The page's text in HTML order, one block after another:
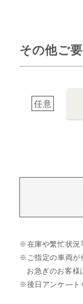
その他ご
任意
在庫や繁忙状況
ご指定の車両
お急ぎのお客様
後日アンケ―ト